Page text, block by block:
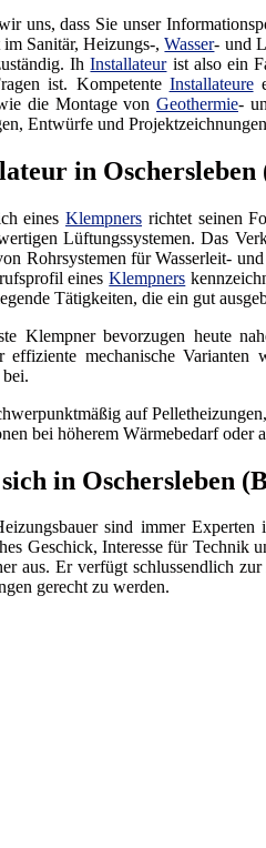
uns, dass Sie unser
im Sanitär, Heizungs-,Wasser- und
IhInstallateurist also ein
ist. Kompetente Installateure
die Montage von Geothermie-
Entwürfe und
in Oschersleben
eines Klempners richtet seinen
Lüftungssystemen. Das
Rohrsystemen für Wasserleit-
einesKlempners
Tätigkeiten, die ein gut
Klempner bevorzugen heute
effiziente mechanische
auf
bei höherem Wärmebedarf oder
in Oschersleben
sind immer Experten
Geschick, Interesse für Technik
aus. Er verfügt schlussendlich
gerecht zu werden.